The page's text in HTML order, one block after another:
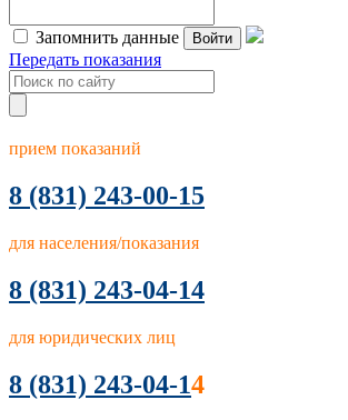
Запомнить данные Войти
Передать показания
прием показаний
8 (831) 243-00-15
для населения/показания
8 (831) 243-04-14
для юридических лиц
8 (831) 243-04-14